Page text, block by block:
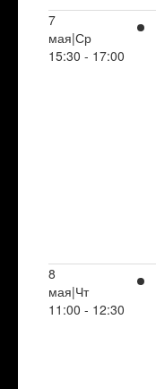
7
мая|Ср
15:30 - 17:00
8
мая|Чт
11:00 - 12:30